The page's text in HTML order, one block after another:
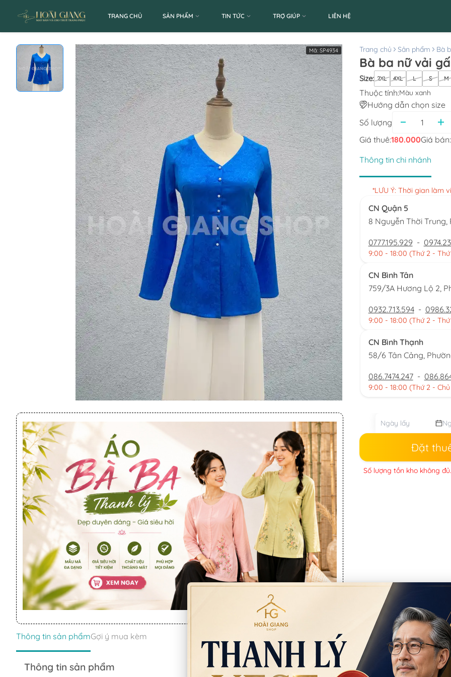
TRANG CHỦ SẢN PHẨM TIN TỨC TRỢ GIÚP LIÊN HỆ
Mã: SP4934
Thông tin sản phẩmGợi ý mua kèm
Thông tin sản phẩm
Trang chủ Sản phẩm Bà
Bà ba nữ vải
Size: 2XL 4XL L S M
Thuộc tính:Màu xanh
Hướng dẫn chọn size
Số lượng
Giá thuê:180.000Giá bán:
Thông tin chi nhánh
*LƯU Ý: Thời gian làm
CN Quận 5
8 Nguyễn Thời Trung,
0777.195.929 -
9:00 - 18:00 (Thứ 2 - Thứ
CN Bình Tân
759/3A Hương Lộ 2,
0932.713.594 -
9:00 - 18:00 (Thứ 2 - Thứ
CN Bình Thạnh
58/6 Tân Cảng,
086.7474.247 -
9:00 - 18:00 (Thứ 2 -
Đặt
Số lượng tồn kho không đủ.